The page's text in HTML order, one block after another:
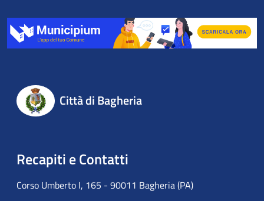
Città di Bagheria
Recapiti e Contatti
Corso Umberto I, 165 - 90011 Bagheria (PA)